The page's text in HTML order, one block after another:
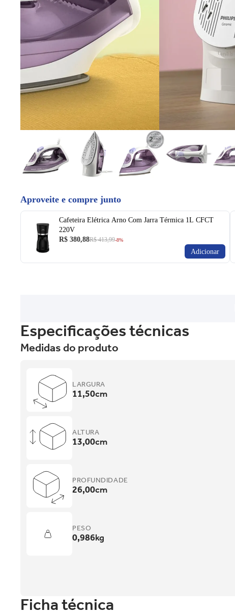
Aproveite e compre junto
Cafeteira Elétrica Arno Com Jarra Térmica 1L CFCT
220V
R$ 380,88R$ 413,99-8%
Adicionar
Especificações técnicas
Medidas do produto
LARGURA
11,50cm
ALTURA
13,00cm
PROFUNDIDADE
26,00cm
PESO
0,986kg
Ficha técnica